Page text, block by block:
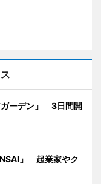
ガーデン」 3日間開
」 起業家やク